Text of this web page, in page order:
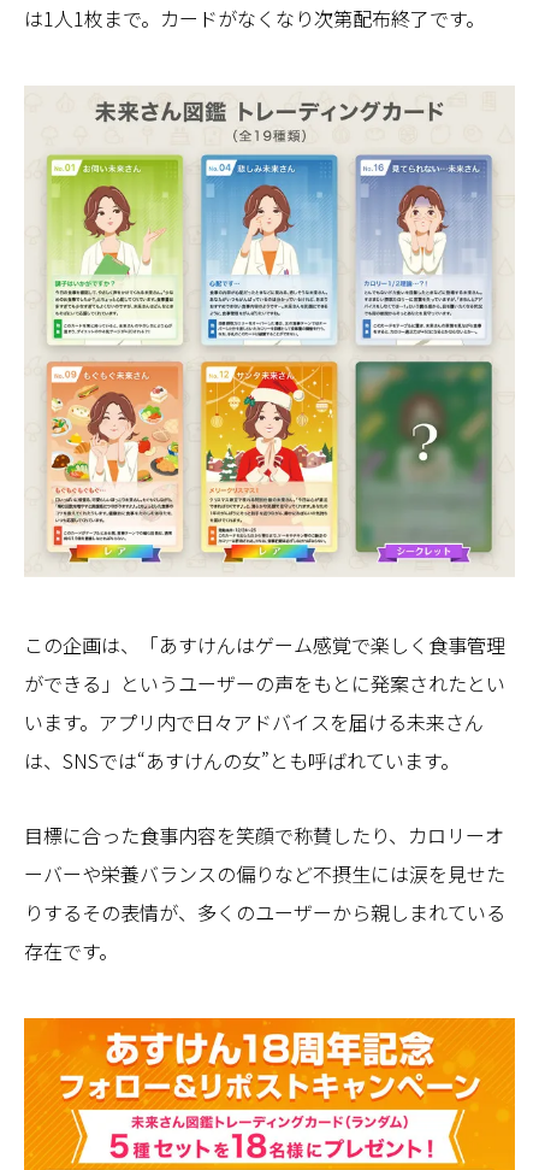
は1人1枚まで。カードがなくなり次第配布終了です。
この企画は、「あすけんはゲーム感覚で楽しく食事管理
ができる」というユーザーの声をもとに発案されたとい
います。アプリ内で日々アドバイスを届ける未来さん
は、SNSでは“あすけんの女”とも呼ばれています。
目標に合った食事内容を笑顔で称賛したり、カロリーオ
ーバーや栄養バランスの偏りなど不摂生には涙を見せた
りするその表情が、多くのユーザーから親しまれている
存在です。